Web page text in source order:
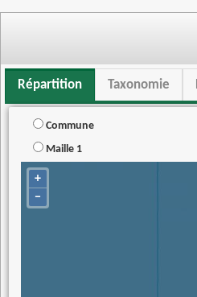
Répartition Taxonomie
Commune
Maille 1
+
−